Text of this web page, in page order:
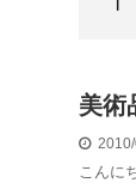
美術
2010/
こんに